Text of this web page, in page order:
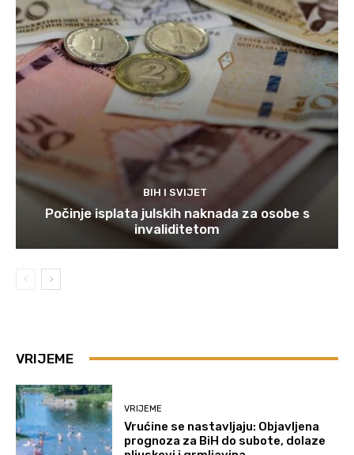
BIH I SVIJET
Počinje isplata julskih naknada za osobe s
invaliditetom
VRIJEME
VRIJEME
Vrućine se nastavljaju: Objavljena
prognoza za BiH do subote, dolaze